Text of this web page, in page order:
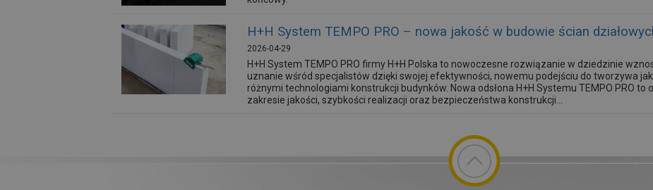
H+H System TEMPO PRO – nowa jakość w budowie ścian
2026-04-29
H+H System TEMPO PRO firmy H+H Polska to nowoczesne rozwiązanie w dziedzinie
uznanie wśród specjalistów dzięki swojej efektywności, nowemu podejściu do tworzywa
różnymi technologiami konstrukcji budynków. Nowa odsłona H+H Systemu TEMPO PRO
zakresie jakości, szybkości realizacji oraz bezpieczeństwa konstrukcji...